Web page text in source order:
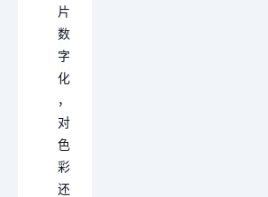
片
数
字
化
，
对
色
彩
还